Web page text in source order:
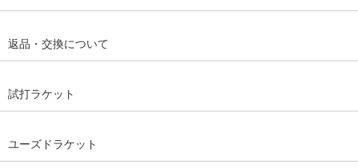
返品・交換について
試打ラケット
ユーズドラケット